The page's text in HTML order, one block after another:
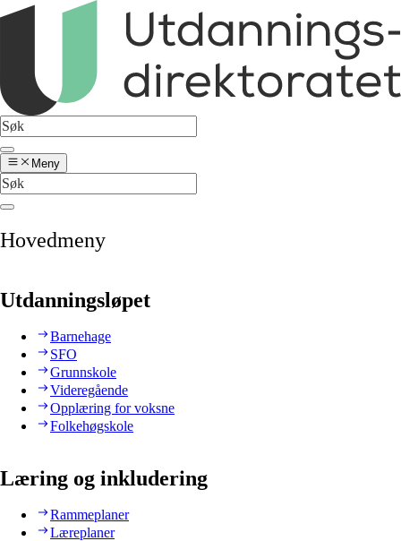
Meny
Hovedmeny
Utdanningsløpet
Barnehage
SFO
Grunnskole
Videregående
Opplæring for voksne
Folkehøgskole
Læring og inkludering
Rammeplaner
Læreplaner